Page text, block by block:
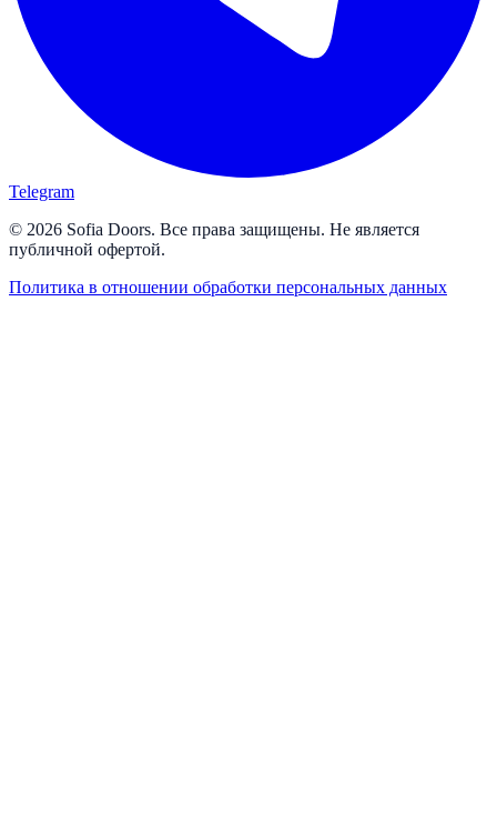
Telegram
© 2026 Sofia Doors. Все права защищены. Не является
публичной офертой.
Политика в отношении обработки персональных данных